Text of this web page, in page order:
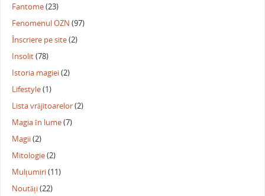
Fantome(23)
Fenomenul OZN (97)
Înscriere pe site(2)
Insolit(78)
Istoria magiei(2)
Lifestyle(1)
Lista vrăjitoarelor(2)
Magia în lume(7)
Magii(2)
Mitologie(2)
Mulțumiri(11)
Noutăți(22)